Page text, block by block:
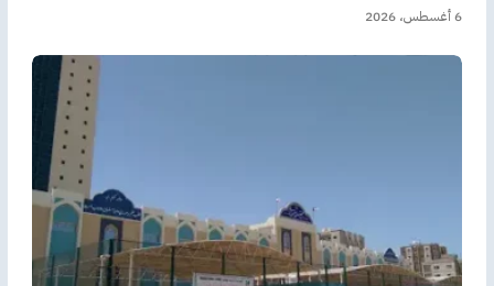
6 أغسطس، 2026